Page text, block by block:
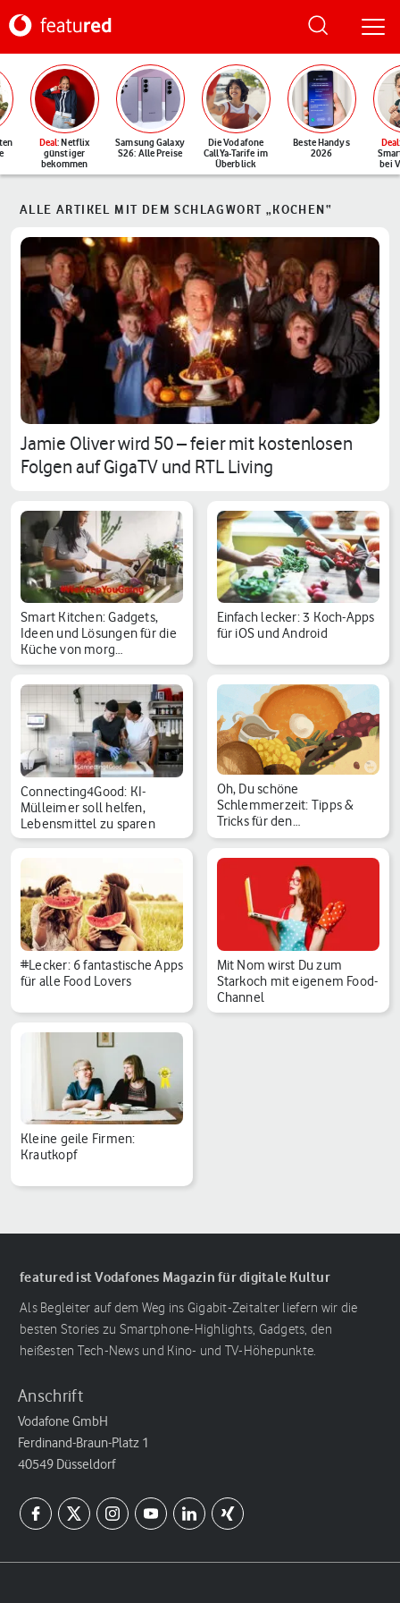
Deal: Netflix
günstiger
bekommen
Samsung Galaxy
S26: Alle Preise
Die Vodafone
CallYa-Tarife im
Überblick
Beste Handys
2026
Deal
bei
ALLE ARTIKEL MIT DEM SCHLAGWORT „KOCHEN“
Jamie Oliver wird 50 – feier mit kostenlosen
Folgen auf GigaTV und RTL Living
Smart Kitchen: Gadgets,
Ideen und Lösungen für die
Küche von morg…
Einfach lecker: 3 Koch-Apps
für iOS und Android
Connecting4Good: KI-
Mülleimer soll helfen,
Lebensmittel zu sparen
Oh, Du schöne
Schlemmerzeit: Tipps &
Tricks für den
Weihnachtssch…
#Lecker: 6 fantastische Apps
für alle Food Lovers
Mit Nom wirst Du zum
Starkoch mit eigenem Food-
Channel
Kleine geile Firmen:
Krautkopf
featured ist Vodafones Magazin für digitale Kultur
Als Begleiter auf dem Weg ins Gigabit-Zeitalter liefern wir die
besten Stories zu Smartphone-Highlights, Gadgets, den
heißesten Tech-News und Kino- und TV-Höhepunkte.
Anschrift
Vodafone GmbH
Ferdinand-Braun-Platz 1
40549 Düsseldorf